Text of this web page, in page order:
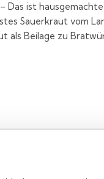
ist
Sauerkraut vom
als Beilage zu